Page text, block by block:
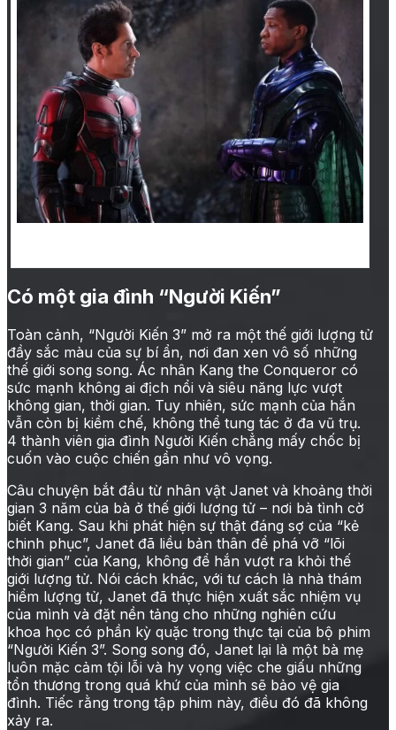
Có một gia đình “Người Kiến”
Toàn cảnh, “Người Kiến 3” mở ra một thế giới lượng tử
đầy sắc màu của sự bí ẩn, nơi đan xen vô số những
thế giới song song. Ác nhân Kang the Conqueror có
sức mạnh không ai địch nổi và siêu năng lực vượt
không gian, thời gian. Tuy nhiên, sức mạnh của hắn
vẫn còn bị kiềm chế, không thể tung tác ở đa vũ trụ.
4 thành viên gia đình Người Kiến chẳng mấy chốc bị
cuốn vào cuộc chiến gần như vô vọng.
Câu chuyện bắt đầu từ nhân vật Janet và khoảng thời
gian 3 năm của bà ở thế giới lượng tử – nơi bà tình cờ
biết Kang. Sau khi phát hiện sự thật đáng sợ của “kẻ
chinh phục”, Janet đã liều bản thân để phá vỡ “lõi
thời gian” của Kang, không để hắn vượt ra khỏi thế
giới lượng tử. Nói cách khác, với tư cách là nhà thám
hiểm lượng tử, Janet đã thực hiện xuất sắc nhiệm vụ
của mình và đặt nền tảng cho những nghiên cứu
khoa học có phần kỳ quặc trong thực tại của bộ phim
“Người Kiến 3”. Song song đó, Janet lại là một bà mẹ
luôn mặc cảm tội lỗi và hy vọng việc che giấu những
tổn thương trong quá khứ của mình sẽ bảo vệ gia
đình. Tiếc rằng trong tập phim này, điều đó đã không
xảy ra.